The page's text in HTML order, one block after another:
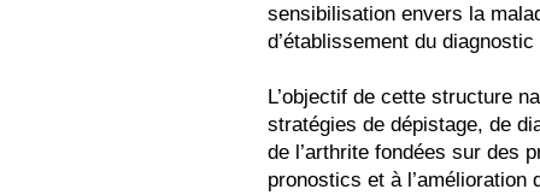
sensibilisation envers la
d’établissement du
L’objectif de cette structure
stratégies de dépistage, de
de l’arthrite fondées sur des
pronostics et à l’amélioration